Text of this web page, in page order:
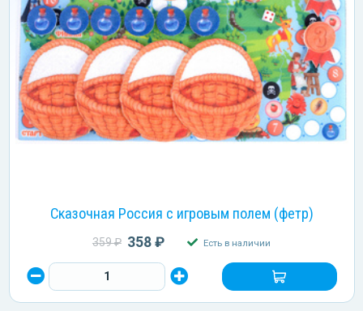
Сказочная Россия с игровым полем (фетр)
359 ₽ 358 ₽ Есть в наличии